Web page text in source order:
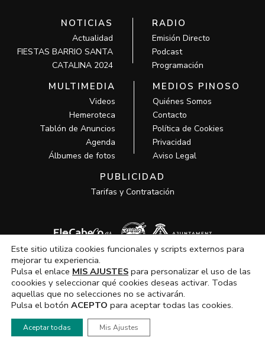
NOTICIAS
Actualidad
FIESTAS BARRIO SANTA
CATALINA 2024
RADIO
Emisión Directo
Podcast
Programación
MULTIMEDIA
Videos
Hemeroteca
Tablón de Anuncios
Agenda
Álbumes de fotos
MEDIOS PINOSO
Quiénes Somos
Contacto
Política de Cookies
Privacidad
Aviso Legal
PUBLICIDAD
Tarifas y Contratación
Todos los derechos © 2026 MCM Pinoso | Funciona gracias a
Pinoso
Este sitio utiliza cookies funcionales y scripts externos para
mejorar tu experiencia.
Pulsa el enlace MIS AJUSTES para personalizar el uso de las
coookies y seleccionar qué cookies deseas activar. Todas
aquellas que no selecciones no se activarán.
Pulsa el botón ACEPTO para aceptar todas las cookies.
Aceptar todas Mis Ajustes
Hola, ¿En que podemos ayudarte?